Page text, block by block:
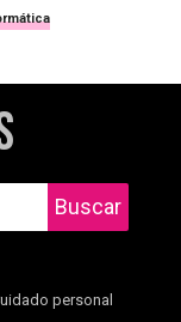
Buscar
personal